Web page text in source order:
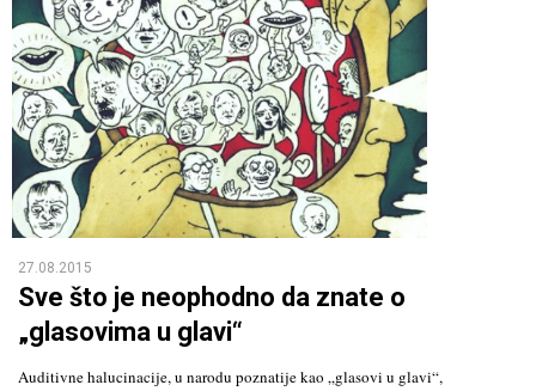
27.08.2015
Sve što je neophodno da znate o
„glasovima u glavi“
Auditivne halucinacije, u narodu poznatije kao „glasovi u glavi“,